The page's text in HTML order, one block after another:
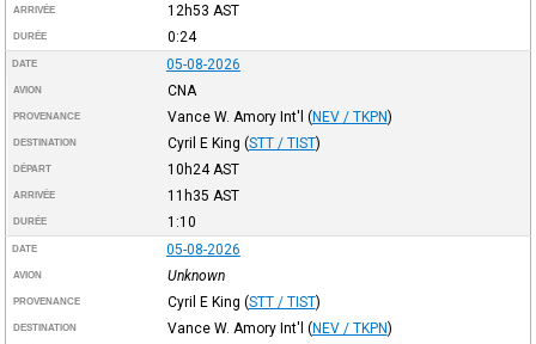
ARRIVÉE 12h53 AST
DURÉE 0:24
DATE 05-08-2026
AVION CNA
PROVENANCE Vance W. Amory Int'l (NEV / TKPN)
DESTINATION Cyril E King (STT / TIST)
DÉPART 10h24 AST
ARRIVÉE 11h35 AST
DURÉE 1:10
DATE 05-08-2026
AVION Unknown
PROVENANCE Cyril E King (STT / TIST)
DESTINATION Vance W. Amory Int'l (NEV / TKPN)